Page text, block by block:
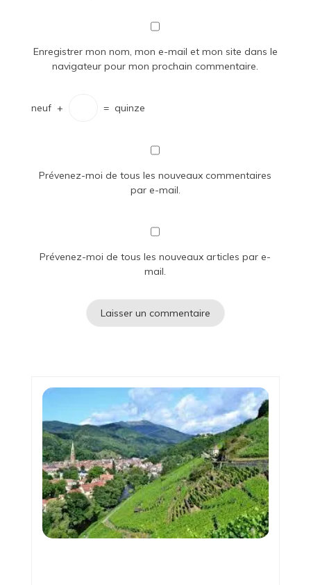
Enregistrer mon nom, mon e-mail et mon site dans le
navigateur pour mon prochain commentaire.
neuf + = quinze
Prévenez-moi de tous les nouveaux commentaires
par e-mail.
Prévenez-moi de tous les nouveaux articles par e-
mail.